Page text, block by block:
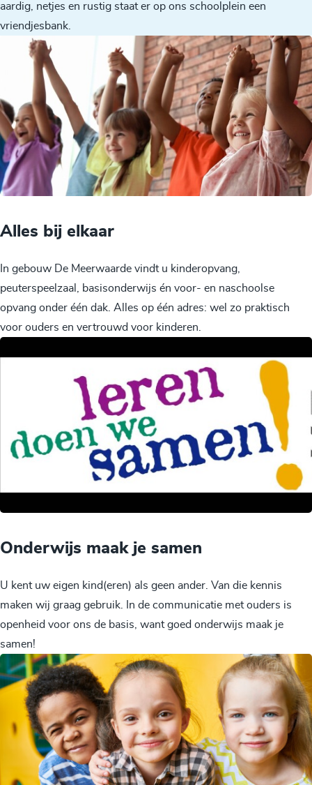
aardig, netjes en rustig staat er op ons schoolplein een
vriendjesbank.
Alles bij elkaar
In gebouw De Meerwaarde vindt u kinderopvang,
peuterspeelzaal, basisonderwijs én voor- en naschoolse
opvang onder één dak. Alles op één adres: wel zo praktisch
voor ouders en vertrouwd voor kinderen.
Onderwijs maak je samen
U kent uw eigen kind(eren) als geen ander. Van die kennis
maken wij graag gebruik. In de communicatie met ouders is
openheid voor ons de basis, want goed onderwijs maak je
samen!